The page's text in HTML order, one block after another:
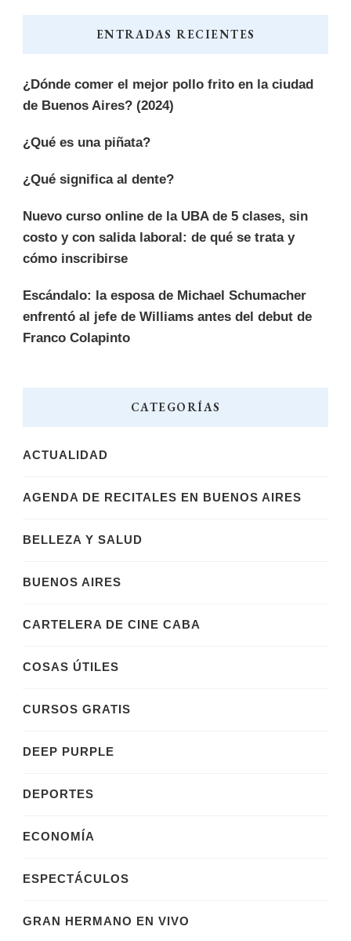
ENTRADAS RECIENTES
¿Dónde comer el mejor pollo frito en la ciudad
de Buenos Aires? (2024)
¿Qué es una piñata?
¿Qué significa al dente?
Nuevo curso online de la UBA de 5 clases, sin
costo y con salida laboral: de qué se trata y
cómo inscribirse
Escándalo: la esposa de Michael Schumacher
enfrentó al jefe de Williams antes del debut de
Franco Colapinto
CATEGORÍAS
ACTUALIDAD
AGENDA DE RECITALES EN BUENOS AIRES
BELLEZA Y SALUD
BUENOS AIRES
CARTELERA DE CINE CABA
COSAS ÚTILES
CURSOS GRATIS
DEEP PURPLE
DEPORTES
ECONOMÍA
ESPECTÁCULOS
GRAN HERMANO EN VIVO